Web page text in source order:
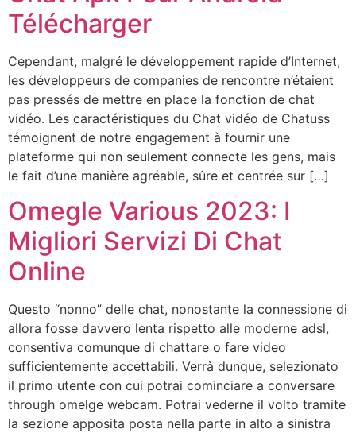
Télécharger
Cependant, malgré le développement rapide d’Internet,
les développeurs de companies de rencontre n’étaient
pas pressés de mettre en place la fonction de chat
vidéo. Les caractéristiques du Chat vidéo de Chatuss
témoignent de notre engagement à fournir une
plateforme qui non seulement connecte les gens, mais
le fait d’une manière agréable, sûre et centrée sur […]
Omegle Various 2023: I
Migliori Servizi Di Chat
Online
Questo “nonno” delle chat, nonostante la connessione di
allora fosse davvero lenta rispetto alle moderne adsl,
consentiva comunque di chattare o fare video
sufficientemente accettabili. Verrà dunque, selezionato
il primo utente con cui potrai cominciare a conversare
through omelge webcam. Potrai vederne il volto tramite
la sezione apposita posta nella parte in alto a sinistra